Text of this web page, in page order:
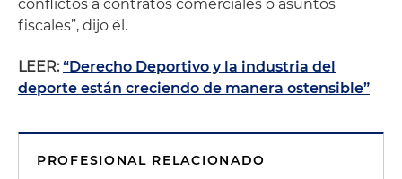
conflictos a contratos comerciales o asuntos
fiscales”, dijo él.
LEER:“Derecho Deportivo y la industria del
deporte están creciendo de manera ostensible”
PROFESIONAL RELACIONADO